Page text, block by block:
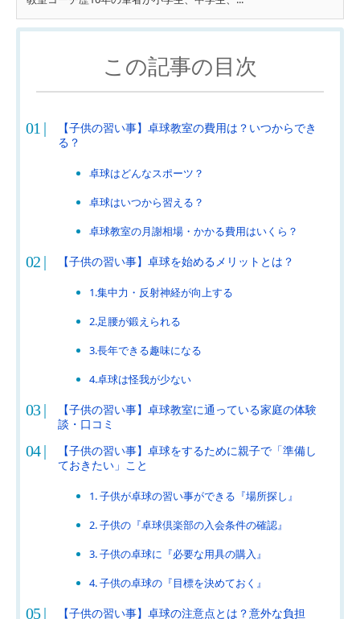
この記事の目次
【子供の習い事】卓球教室の費用は？いつからでき
る？
卓球はどんなスポーツ？
卓球はいつから習える？
卓球教室の月謝相場・かかる費用はいくら？
【子供の習い事】卓球を始めるメリットとは？
1.集中力・反射神経が向上する
2.足腰が鍛えられる
3.長年できる趣味になる
4.卓球は怪我が少ない
【子供の習い事】卓球教室に通っている家庭の体験
談・口コミ
【子供の習い事】卓球をするために親子で「準備し
ておきたい」こと
1. 子供が卓球の習い事ができる『場所探し』
2. 子供の『卓球倶楽部の入会条件の確認』
3. 子供の卓球に『必要な用具の購入』
4. 子供の卓球の『目標を決めておく』
【子供の習い事】卓球の注意点とは？意外な負担